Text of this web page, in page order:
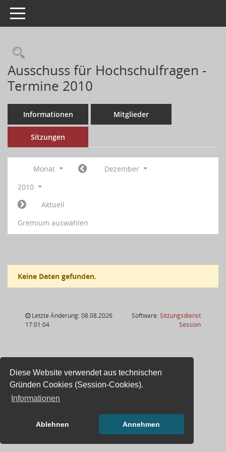
Diese Website verwendet aus technischen
Gründen Cookies (Session-Cookies).
Informationen
Ablehnen Annehmen
Toggle navigation
Ausschuss für Hochschulfragen -
Termine 2010
Informationen Mitglieder
Sitzungen
Monat
Dezember
2010
Aktuell
Gremium auswählen
Keine Daten gefunden.
Letzte Änderung: 08.08.2026
17:01:04
Software:Sitzungsdienst
Session(Wird in